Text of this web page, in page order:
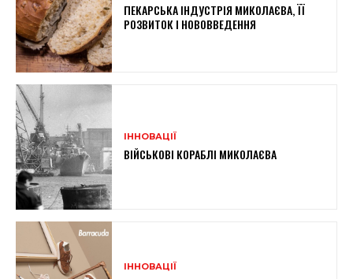
ПЕКАРСЬКА ІНДУСТРІЯ МИКОЛАЄВА, ЇЇ
РОЗВИТОК І НОВОВВЕДЕННЯ
ІННОВАЦІЇ
ВІЙСЬКОВІ КОРАБЛІ МИКОЛАЄВА
ІННОВАЦІЇ